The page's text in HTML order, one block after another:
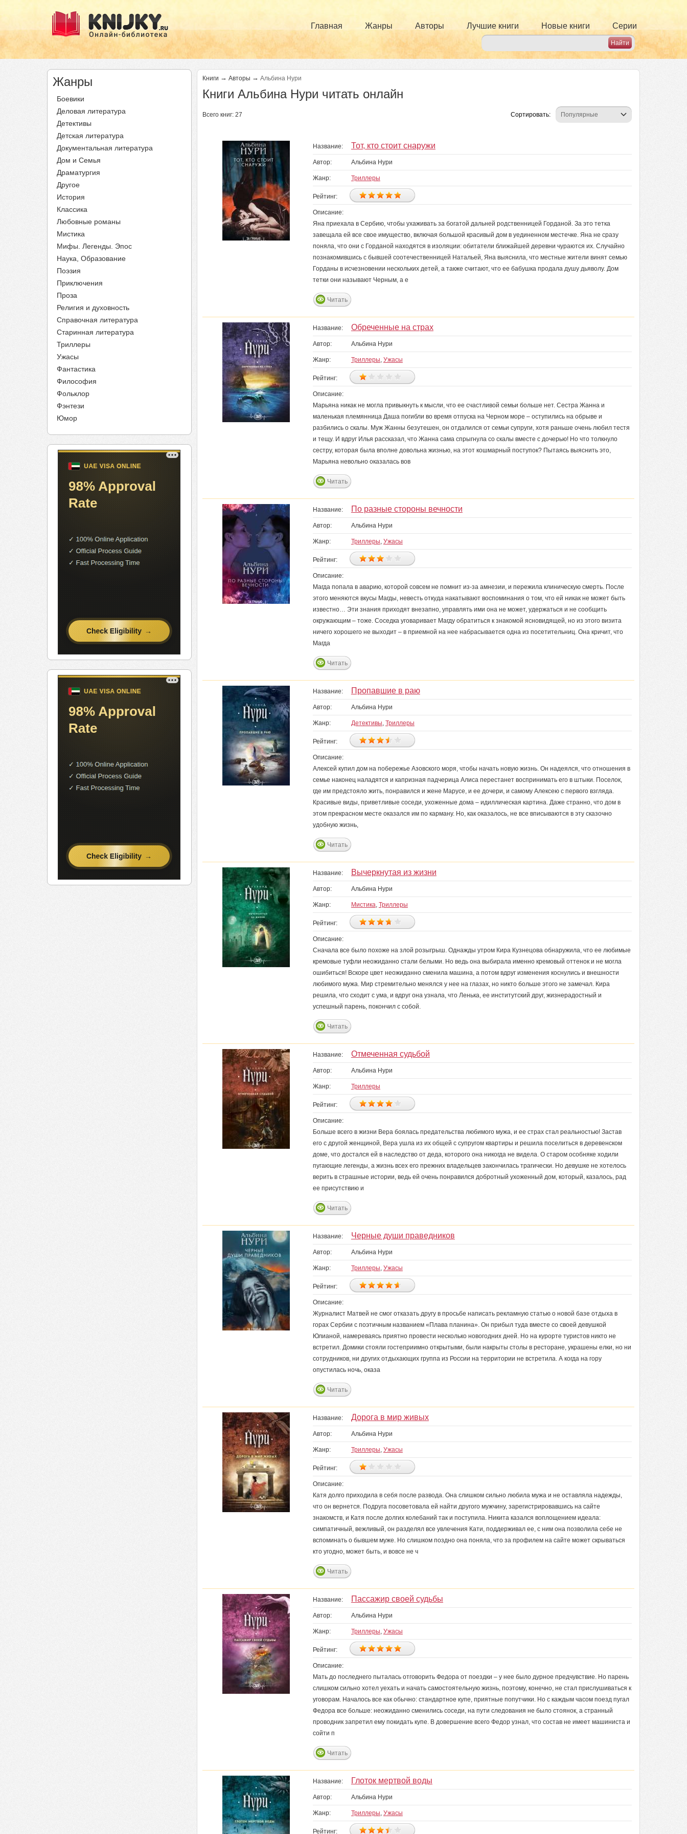
Главная Жанры Авторы Лучшие книги Новые книги Серии
Жанры
Боевики
Деловая литература
Детективы
Детская литература
Документальная литература
Дом и Семья
Драматургия
Другое
История
Классика
Любовные романы
Мистика
Мифы. Легенды. Эпос
Наука, Образование
Поэзия
Приключения
Проза
Религия и духовность
Справочная литература
Старинная литература
Триллеры
Ужасы
Фантастика
Философия
Фольклор
Фэнтези
Юмор
Книги → Авторы → Альбина Нури
Книги Альбина Нури читать онлайн
Всего книг: 27 Сортировать:
Название: Тот, кто стоит снаружи
Автор: Альбина Нури
Жанр: Триллеры
Рейтинг:
Описание:
Яна приехала в Сербию, чтобы ухаживать за богатой дальней родственницей Горданой. За это тетка
завещала ей все свое имущество, включая большой красивый дом в уединенном местечке. Яна не сразу
поняла, что они с Горданой находятся в изоляции: обитатели ближайшей деревни чураются их. Случайно
познакомившись с бывшей соотечественницей Натальей, Яна выяснила, что местные жители винят семью
Горданы в исчезновении нескольких детей, а также считают, что ее бабушка продала душу дьяволу. Дом
тетки они называют Черным, а е
Читать
Название: Обреченные на страх
Автор: Альбина Нури
Жанр: Триллеры, Ужасы
Рейтинг:
Описание:
Марьяна никак не могла привыкнуть к мысли, что ее счастливой семьи больше нет. Сестра Жанна и
маленькая племянница Даша погибли во время отпуска на Черном море – оступились на обрыве и
разбились о скалы. Муж Жанны безутешен, он отдалился от семьи супруги, хотя раньше очень любил тестя
и тещу. И вдруг Илья рассказал, что Жанна сама спрыгнула со скалы вместе с дочерью! Но что толкнуло
сестру, которая была вполне довольна жизнью, на этот кошмарный поступок? Пытаясь выяснить это,
Марьяна невольно оказалась вов
Читать
Название: По разные стороны вечности
Автор: Альбина Нури
Жанр: Триллеры, Ужасы
Рейтинг:
Описание:
Магда попала в аварию, которой совсем не помнит из-за амнезии, и пережила клиническую смерть. После
этого меняются вкусы Магды, невесть откуда накатывают воспоминания о том, что ей никак не может быть
известно… Эти знания приходят внезапно, управлять ими она не может, удержаться и не сообщить
окружающим – тоже. Соседка уговаривает Магду обратиться к знакомой ясновидящей, но из этого визита
ничего хорошего не выходит – в приемной на нее набрасывается одна из посетительниц. Она кричит, что
Магда
Читать
Название: Пропавшие в раю
Автор: Альбина Нури
Жанр: Детективы, Триллеры
Рейтинг:
Описание:
Алексей купил дом на побережье Азовского моря, чтобы начать новую жизнь. Он надеялся, что отношения в
семье наконец наладятся и капризная падчерица Алиса перестанет воспринимать его в штыки. Поселок,
где им предстояло жить, понравился и жене Марусе, и ее дочери, и самому Алексею с первого взгляда.
Красивые виды, приветливые соседи, ухоженные дома – идиллическая картина. Даже странно, что дом в
этом прекрасном месте оказался им по карману. Но, как оказалось, не все вписываются в эту сказочно
удобную жизнь,
Читать
Название: Вычеркнутая из жизни
Автор: Альбина Нури
Жанр: Мистика, Триллеры
Рейтинг:
Описание:
Сначала все было похоже на злой розыгрыш. Однажды утром Кира Кузнецова обнаружила, что ее любимые
кремовые туфли неожиданно стали белыми. Но ведь она выбирала именно кремовый оттенок и не могла
ошибиться! Вскоре цвет неожиданно сменила машина, а потом вдруг изменения коснулись и внешности
любимого мужа. Мир стремительно менялся у нее на глазах, но никто больше этого не замечал. Кира
решила, что сходит с ума, и вдруг она узнала, что Ленька, ее институтский друг, жизнерадостный и
успешный парень, покончил с собой.
Читать
Название: Отмеченная судьбой
Автор: Альбина Нури
Жанр: Триллеры
Рейтинг:
Описание:
Больше всего в жизни Вера боялась предательства любимого мужа, и ее страх стал реальностью! Застав
его с другой женщиной, Вера ушла из их общей с супругом квартиры и решила поселиться в деревенском
доме, что достался ей в наследство от деда, которого она никогда не видела. О старом особняке ходили
пугающие легенды, а жизнь всех его прежних владельцев закончилась трагически. Но девушке не хотелось
верить в страшные истории, ведь ей очень понравился добротный ухоженный дом, который, казалось, рад
ее присутствию и
Читать
Название: Черные души праведников
Автор: Альбина Нури
Жанр: Триллеры, Ужасы
Рейтинг:
Описание:
Журналист Матвей не смог отказать другу в просьбе написать рекламную статью о новой базе отдыха в
горах Сербии с поэтичным названием «Плава планина». Он прибыл туда вместе со своей девушкой
Юлианой, намереваясь приятно провести несколько новогодних дней. Но на курорте туристов никто не
встретил. Домики стояли гостеприимно открытыми, были накрыты столы в ресторане, украшены елки, но ни
сотрудников, ни других отдыхающих группа из России на территории не встретила. А когда на гору
опустилась ночь, оказа
Читать
Название: Дорога в мир живых
Автор: Альбина Нури
Жанр: Триллеры, Ужасы
Рейтинг:
Описание:
Катя долго приходила в себя после развода. Она слишком сильно любила мужа и не оставляла надежды,
что он вернется. Подруга посоветовала ей найти другого мужчину, зарегистрировавшись на сайте
знакомств, и Катя после долгих колебаний так и поступила. Никита казался воплощением идеала:
симпатичный, вежливый, он разделял все увлечения Кати, поддерживал ее, с ним она позволила себе не
вспоминать о бывшем муже. Но слишком поздно она поняла, что за профилем на сайте может скрываться
кто угодно, может быть, и вовсе не ч
Читать
Название: Пассажир своей судьбы
Автор: Альбина Нури
Жанр: Триллеры, Ужасы
Рейтинг:
Описание:
Мать до последнего пыталась отговорить Федора от поездки – у нее было дурное предчувствие. Но парень
слишком сильно хотел уехать и начать самостоятельную жизнь, поэтому, конечно, не стал прислушиваться к
уговорам. Началось все как обычно: стандартное купе, приятные попутчики. Но с каждым часом поезд пугал
Федора все больше: неожиданно сменились соседи, на пути следования не было стоянок, а странный
проводник запретил ему покидать купе. В довершение всего Федор узнал, что состав не имеет машиниста и
сойти п
Читать
Название: Глоток мертвой воды
Автор: Альбина Нури
Жанр: Триллеры, Ужасы
Рейтинг:
Страницы